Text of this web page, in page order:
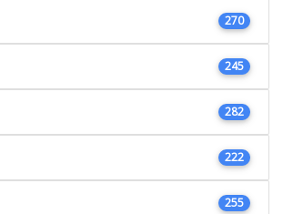
270
245
282
222
255